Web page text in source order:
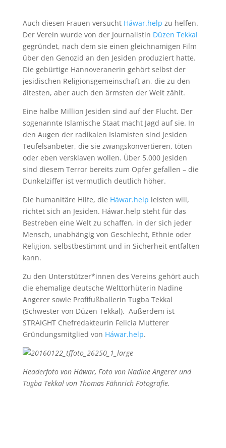
Auch diesen Frauen versucht Háwar.help zu helfen.
Der Verein wurde von der Journalistin Düzen Tekkal
gegründet, nach dem sie einen gleichnamigen Film
über den Genozid an den Jesiden produziert hatte.
Die gebürtige Hannoveranerin gehört selbst der
jesidischen Religionsgemeinschaft an, die zu den
ältesten, aber auch den ärmsten der Welt zählt.
Eine halbe Million Jesiden sind auf der Flucht. Der
sogenannte Islamische Staat macht Jagd auf sie. In
den Augen der radikalen Islamisten sind Jesiden
Teufelsanbeter, die sie zwangskonvertieren, töten
oder eben versklaven wollen. Über 5.000 Jesiden
sind diesem Terror bereits zum Opfer gefallen – die
Dunkelziffer ist vermutlich deutlich höher.
Die humanitäre Hilfe, die Háwar.help leisten will,
richtet sich an Jesiden. Háwar.help steht für das
Bestreben eine Welt zu schaffen, in der sich jeder
Mensch, unabhängig von Geschlecht, Ethnie oder
Religion, selbstbestimmt und in Sicherheit entfalten
kann.
Zu den Unterstützer*innen des Vereins gehört auch
die ehemalige deutsche Welttorhüterin Nadine
Angerer sowie Profifußballerin Tugba Tekkal
(Schwester von Düzen Tekkal). Außerdem ist
STRAIGHT Chefredakteurin Felicia Mutterer
Gründungsmitglied von Háwar.help.
Headerfoto von Háwar, Foto von Nadine Angerer und
Tugba Tekkal von Thomas Fähnrich Fotografie.